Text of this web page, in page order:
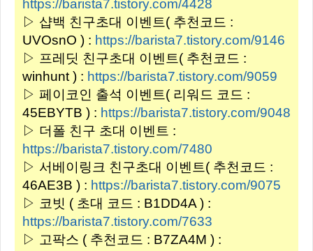
https://barista7.tistory.com/4428
▷ 샵백 친구초대 이벤트( 추천코드 :
UVOsnO ) : https://barista7.tistory.com/9146
▷ 프레딧 친구초대 이벤트( 추천코드 :
winhunt ) : https://barista7.tistory.com/9059
▷ 페이코인 출석 이벤트( 리워드 코드 :
45EBYTB ) : https://barista7.tistory.com/9048
▷ 더폴 친구 초대 이벤트 :
https://barista7.tistory.com/7480
▷ 서베이링크 친구초대 이벤트( 추천코드 :
46AE3B ) : https://barista7.tistory.com/9075
▷ 코빗 ( 초대 코드 : B1DD4A ) :
https://barista7.tistory.com/7633
▷ 고팍스 ( 추천코드 : B7ZA4M ) :